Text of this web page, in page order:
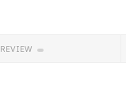
REVIEW